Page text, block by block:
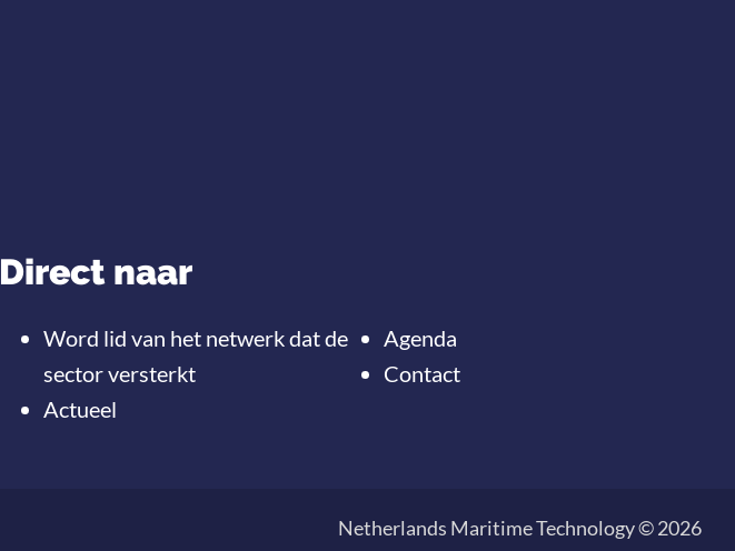
Direct naar
Word lid van het netwerk dat de
sector versterkt
Actueel
Agenda
Contact
Netherlands Maritime Technology © 2026
Onze nieuwsbrief